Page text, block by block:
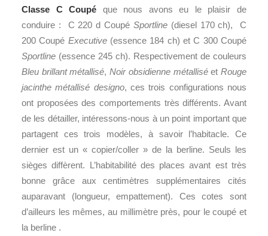
Classe C Coupé que nous avons eu le plaisir de
conduire : C 220 d Coupé Sportline(diesel 170 ch), C
200 Coupé Executive(essence 184 ch) et C 300 Coupé
Sportline (essence 245 ch). Respectivement de couleurs
Bleu brillant métallisé,Noir obsidienne métalliséetRouge
jacinthe métallisé designo, ces trois configurations nous
ont proposées des comportements très différents. Avant
de les détailler, intéressons-nous à un point important que
partagent ces trois modèles, à savoir l’habitacle. Ce
dernier est un « copier/coller » de la berline. Seuls les
sièges diffèrent. L’habitabilité des places avant est très
bonne grâce aux centimètres supplémentaires cités
auparavant (longueur, empattement). Ces cotes sont
d’ailleurs les mêmes, au millimètre près, pour le coupé et
la berline .